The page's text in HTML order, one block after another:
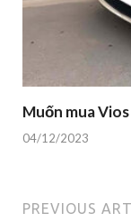
Muốn mua
04/12/2023
PREVIOUS